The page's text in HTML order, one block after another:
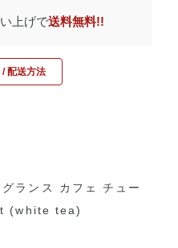
上げで送料無料!!
配送方法
ランス カフェ チュー
(white tea)